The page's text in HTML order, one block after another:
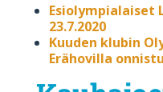
Esiolympialaiset
23.7.2020
Kuuden klubin
Erähovilla